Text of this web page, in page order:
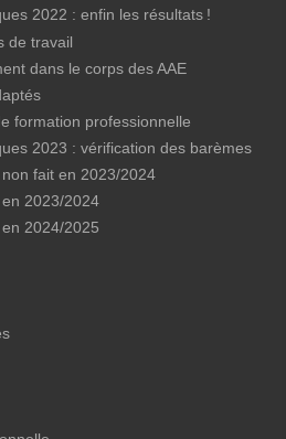
2022 : enfin les résultats !
de travail
dans le corps des AAE
formation professionnelle
2023 : vérification des barèmes
fait en 2023/2024
2023/2024
2024/2025